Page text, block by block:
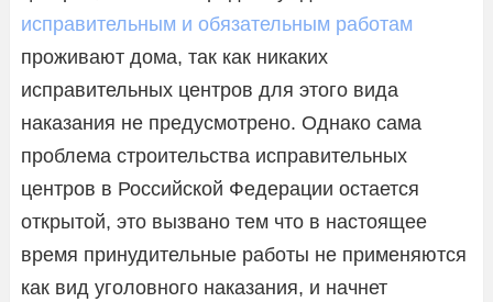
исправительным и обязательным работам
проживают дома, так как никаких
исправительных центров для этого вида
наказания не предусмотрено. Однако сама
проблема строительства исправительных
центров в Российской Федерации остается
открытой, это вызвано тем что в настоящее
время принудительные работы не применяются
как вид уголовного наказания, и начнет